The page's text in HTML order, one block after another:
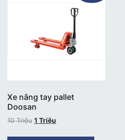
Xe nâng tay pallet
Doosan
10Triệu 1 Triệu